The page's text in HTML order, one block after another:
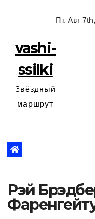
Пт. Авг
vashi-
ssilki
Звёздный
маршрут
Рэй